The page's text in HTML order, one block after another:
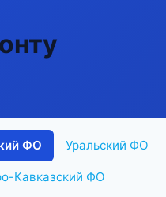
ФО Уральский ФО
Кавказский ФО